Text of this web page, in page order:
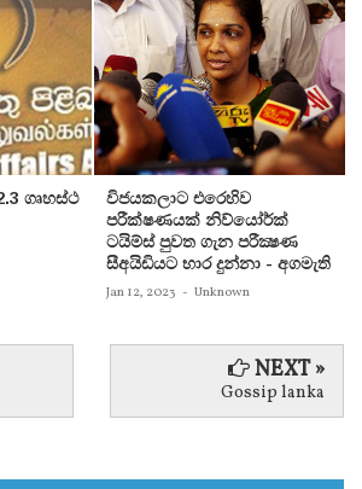
ගෘහස්ථ
විජයකලාට එරෙහිව
පරීක්‌ෂණයක්‌ නිව්යෝර්ක්‌
ටයිම්ස්‌ පුවත ගැන පරීක්‍ෂණ
සීඅයිඩියට භාර දුන්නා - අගමැති
Jan 12, 2023 - Unknown
NEXT »
Gossip lanka